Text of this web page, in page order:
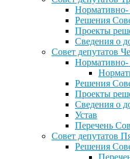
Решения
Проекты
Сведения о
Совет депутатов
Решения
Проекты
Сведения о
Устав
Перечень
Совет депутатов
Решения